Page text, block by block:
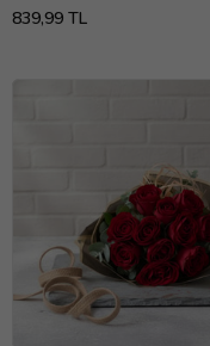
839,99 TL